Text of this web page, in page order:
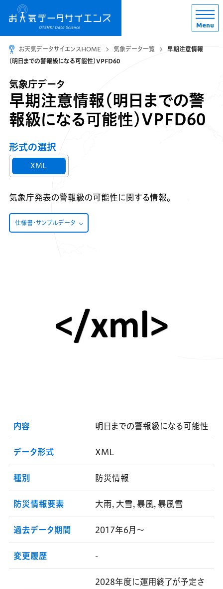
Menu
お天気データサイエンスHOME 気象データ一覧
早期注意情報
（明日までの警報級になる可能性）VPFD60
気象庁データ
早期注意情報（明日までの警
報級になる可能性）VPFD60
形式の選択
XML
気象庁発表の警報級の可能性に関する情報。
仕様書・サンプルデータ
内容 明日までの警報級になる可能性
データ形式 XML
種別 防災情報
防災情報要素 大雨, 大雪, 暴風, 暴風雪
過去データ期間 2017年6月～
変更履歴 -
2028年度に運用終了が予定さ